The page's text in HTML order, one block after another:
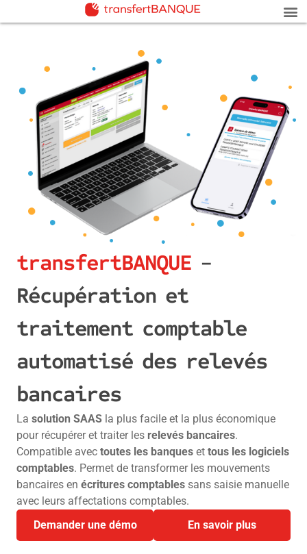
transfertBANQUE -
Récupération et
traitement comptable
automatisé des relevés
bancaires
Lasolution SAAS la plus facile et la plus économique
pour récupérer et traiter les relevés bancaires.
Compatible avectoutes les banques ettous les logiciels
comptables. Permet de transformer les mouvements
bancaires enécritures comptables sans saisie manuelle
avec leurs affectations comptables.
Demander une démo
En savoir plus